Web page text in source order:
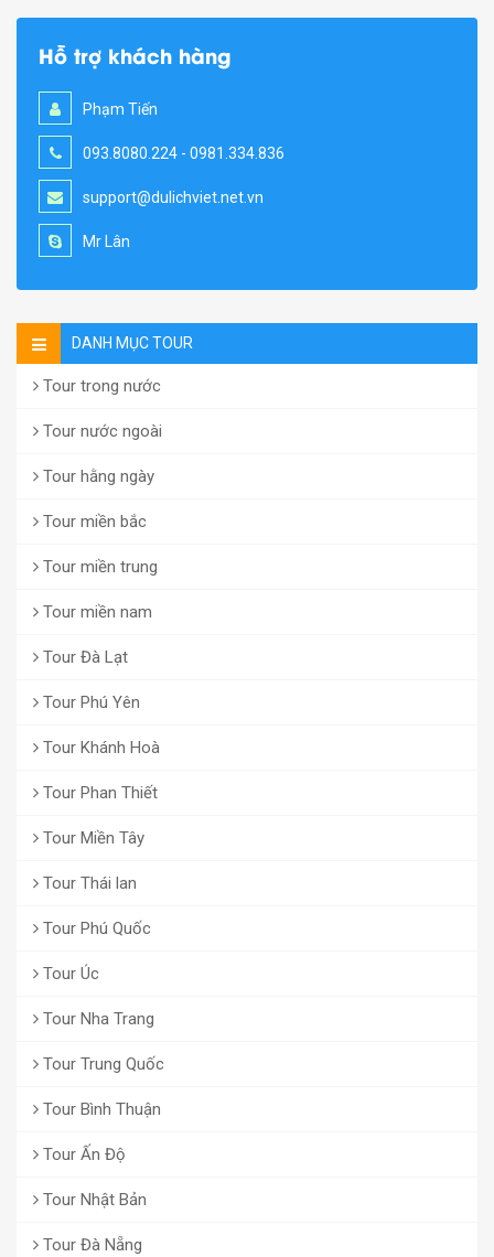
Hỗ trợ khách hàng
Phạm Tiến
093.8080.224 - 0981.334.836
support@dulichviet.net.vn
Mr Lân
DANH MỤC TOUR
Tour trong nước
Tour nước ngoài
Tour hằng ngày
Tour miền bắc
Tour miền trung
Tour miền nam
Tour Đà Lạt
Tour Phú Yên
Tour Khánh Hoà
Tour Phan Thiết
Tour Miền Tây
Tour Thái lan
Tour Phú Quốc
Tour Úc
Tour Nha Trang
Tour Trung Quốc
Tour Bình Thuận
Tour Ấn Độ
Tour Nhật Bản
Tour Đà Nẵng